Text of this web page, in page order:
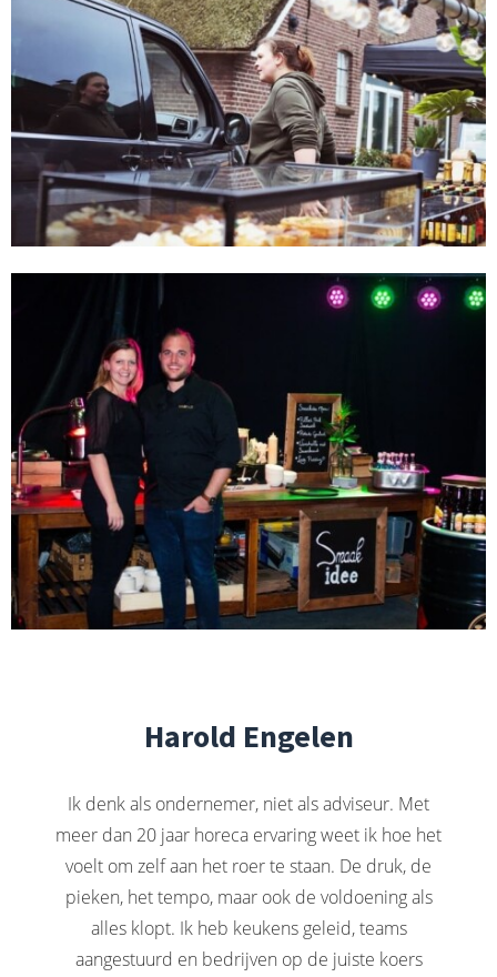
Harold Engelen
Ik denk als ondernemer, niet als adviseur. Met
meer dan 20 jaar horeca ervaring weet ik hoe het
voelt om zelf aan het roer te staan. De druk, de
pieken, het tempo, maar ook de voldoening als
alles klopt. Ik heb keukens geleid, teams
aangestuurd en bedrijven op de juiste koers